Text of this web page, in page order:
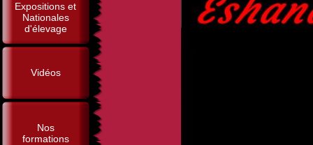
Expositions et
Nationales
d'élevage
Vidéos
Nos
formations